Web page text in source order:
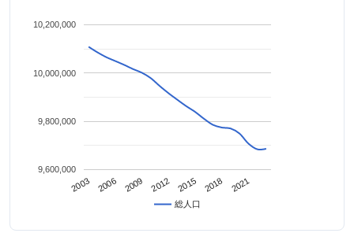
総人口
2003 2006 2009 2012 2015 2018 2021
9,600,000
9,800,000
10,000,000
10,200,000